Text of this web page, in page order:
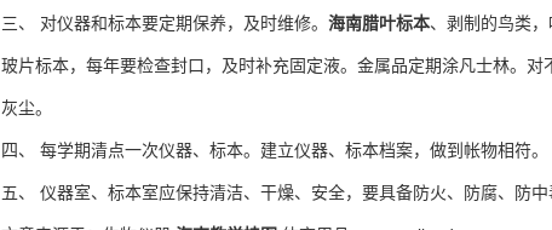
三、 对仪器和标本要定期保养，及时维修。 海南腊叶标本、剥制的鸟类
玻片标本，每年要检查封口，及时补充固定液。金属品定期涂凡士林。
灰尘。
四、 每学期清点一次仪器、标本。建立仪器、标本档案，做到帐物相符。
五、 仪器室、标本室应保持清洁、干燥、安全，要具备防火、防腐、防中